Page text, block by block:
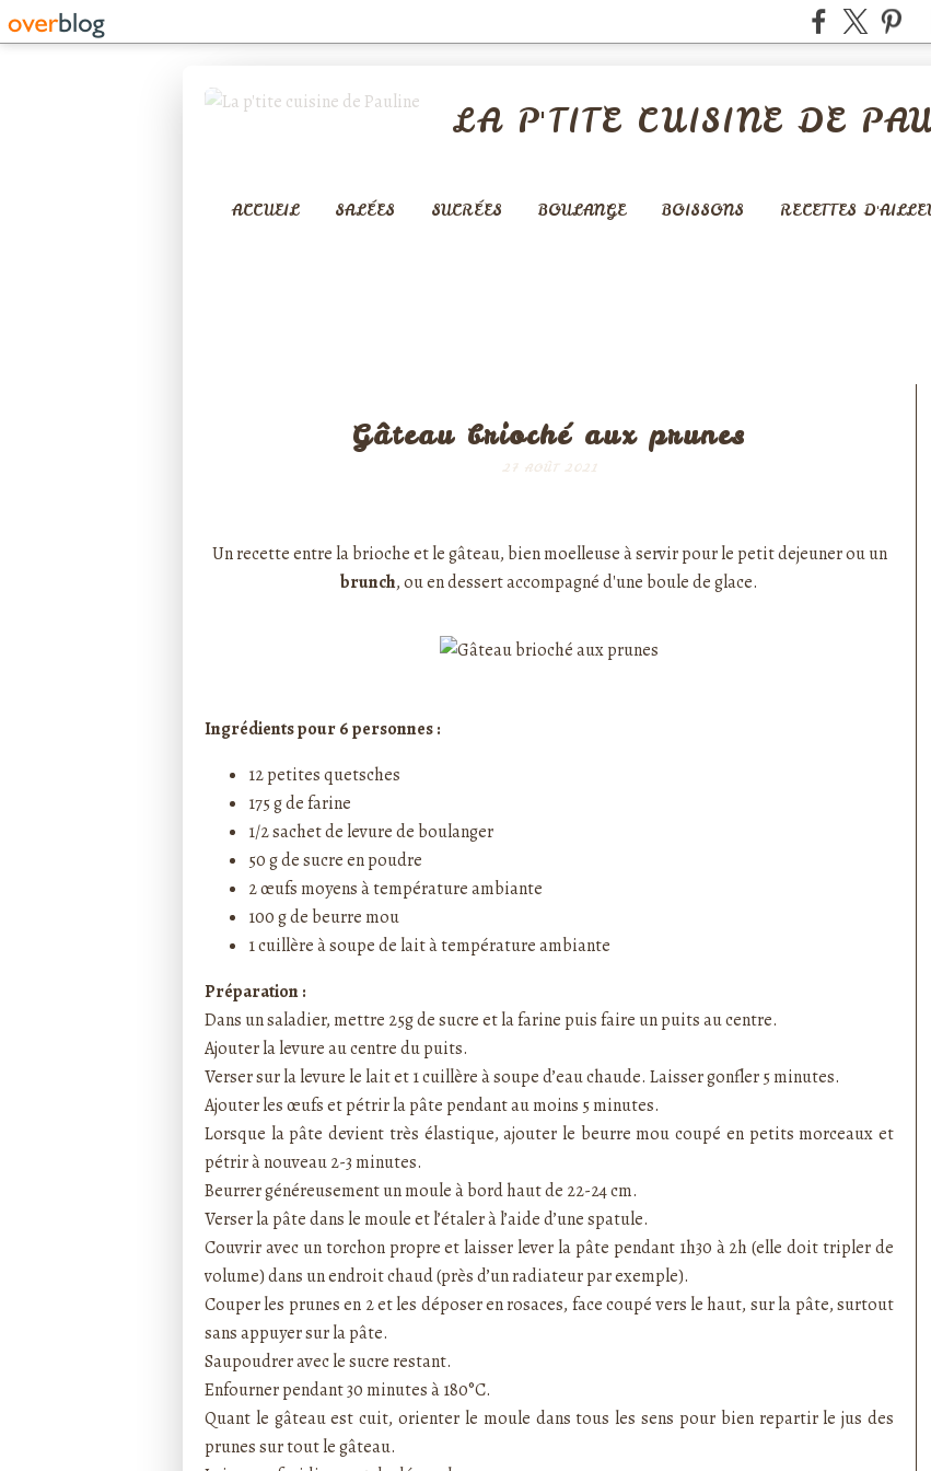
LA P'TITE CUISINE DE
ACCUEIL SALÉES SUCRÉES BOULANGE BOISSONS RECETTES
Gâteau brioché aux prunes
27 AOÛT 2021
Un recette entre la brioche et le gâteau, bien moelleuse à servir pour le petit dejeuner ou un
brunch, ou en dessert accompagné d'une boule de glace.
Ingrédients pour 6 personnes :
12 petites quetsches
175 g de farine
1/2 sachet de levure de boulanger
50 g de sucre en poudre
2 œufs moyens à température ambiante
100 g de beurre mou
1 cuillère à soupe de lait à température ambiante
Préparation :
Dans un saladier, mettre 25g de sucre et la farine puis faire un puits au centre.
Ajouter la levure au centre du puits.
Verser sur la levure le lait et 1 cuillère à soupe d’eau chaude. Laisser gonfler 5 minutes.
Ajouter les œufs et pétrir la pâte pendant au moins 5 minutes.
Lorsque la pâte devient très élastique, ajouter le beurre mou coupé en petits morceaux et
pétrir à nouveau 2-3 minutes.
Beurrer généreusement un moule à bord haut de 22-24 cm.
Verser la pâte dans le moule et l’étaler à l’aide d’une spatule.
Couvrir avec un torchon propre et laisser lever la pâte pendant 1h30 à 2h (elle doit tripler de
volume) dans un endroit chaud (près d’un radiateur par exemple).
Couper les prunes en 2 et les déposer en rosaces, face coupé vers le haut, sur la pâte, surtout
sans appuyer sur la pâte.
Saupoudrer avec le sucre restant.
Enfourner pendant 30 minutes à 180°C.
Quant le gâteau est cuit, orienter le moule dans tous les sens pour bien repartir le jus des
prunes sur tout le gâteau.